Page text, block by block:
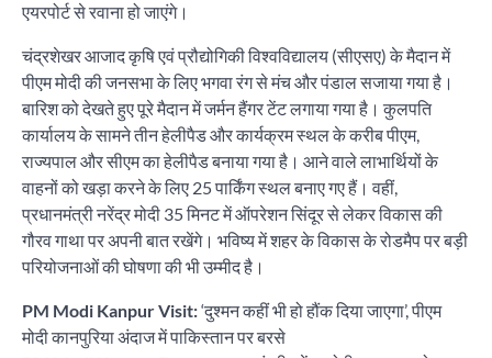
एयरपोर्ट से रवाना हो जाएंगे।
चंद्रशेखर आजाद कृषि एवं प्रौद्योगिकी विश्वविद्यालय (सीएसए) के मैदान में
पीएम मोदी की जनसभा के लिए भगवा रंग से मंच और पंडाल सजाया गया है।
बारिश को देखते हुए पूरे मैदान में जर्मन हैंगर टेंट लगाया गया है। कुलपति
कार्यालय के सामने तीन हेलीपैड और कार्यक्रम स्थल के करीब पीएम,
राज्यपाल और सीएम का हेलीपैड बनाया गया है। आने वाले लाभार्थियों के
वाहनों को खड़ा करने के लिए 25 पार्किंग स्थल बनाए गए हैं। वहीं,
प्रधानमंत्री नरेंद्र मोदी 35 मिनट में ऑपरेशन सिंदूर से लेकर विकास की
गौरव गाथा पर अपनी बात रखेंगे। भविष्य में शहर के विकास के रोडमैप पर बड़ी
परियोजनाओं की घोषणा की भी उम्मीद है।
PM Modi Kanpur Visit:‘दुश्मन कहीं भी हो हौंक दिया जाएगा’, पीएम
मोदी कानपुरिया अंदाज में पाकिस्तान पर बरसे